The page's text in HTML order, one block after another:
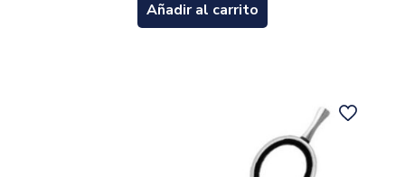
Añadir al carrito